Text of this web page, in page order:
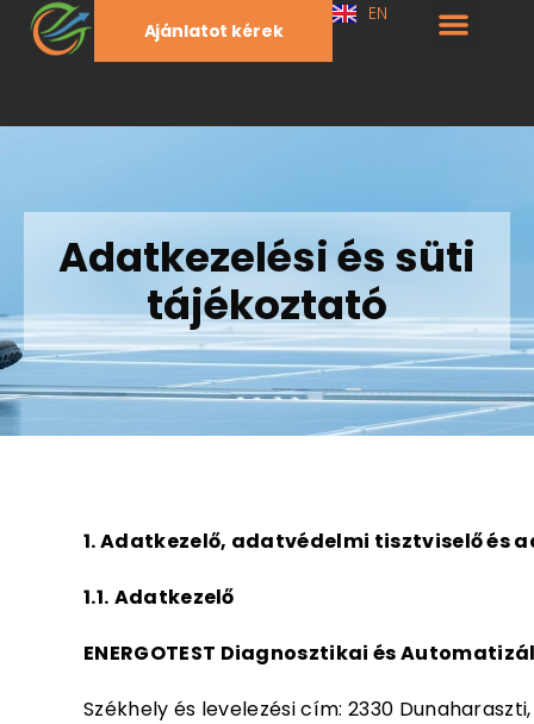
Ajánlatot kérek
EN
Adatkezelési és süti
tájékoztató
1. Adatkezelő, adatvédelmi tisztviselő és
1.1. Adatkezelő
ENERGOTEST Diagnosztikai és
Székhely és levelezési cím: 2330